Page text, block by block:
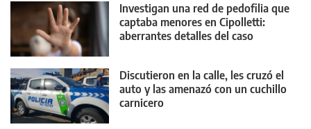
Investigan una red de pedofilia que
captaba menores en Cipolletti:
aberrantes detalles del caso
Discutieron en la calle, les cruzó el
auto y las amenazó con un cuchillo
carnicero